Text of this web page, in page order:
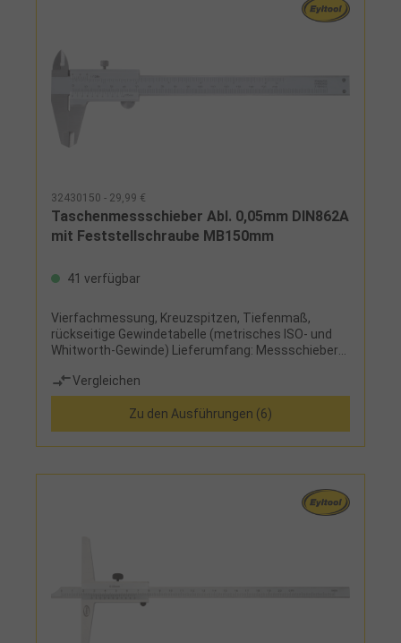
32430150 - 29,99 €
Taschenmessschieber Abl. 0,05mm DIN862A
mit Feststellschraube MB150mm
41 verfügbar
Vierfachmessung, Kreuzspitzen, Tiefenmaß,
rückseitige Gewindetabelle (metrisches ISO- und
Whitworth-Gewinde) Lieferumfang: Messschieber
Vergleichen
Zu den Ausführungen (6)